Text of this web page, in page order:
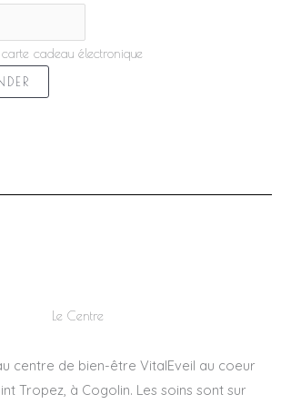
cadeau électronique
Le Centre
centre de bien-être VitalEveil au coeur
Tropez, à Cogolin. Les soins sont sur